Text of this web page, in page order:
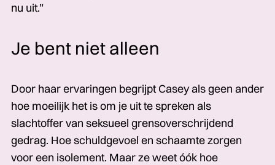
nu uit.”
Je bent niet alleen
Door haar ervaringen begrijpt Casey als geen ander
hoe moeilijk het is om je uit te spreken als
slachtoffer van seksueel grensoverschrijdend
gedrag. Hoe schuldgevoel en schaamte zorgen
voor een isolement. Maar ze weet óók hoe